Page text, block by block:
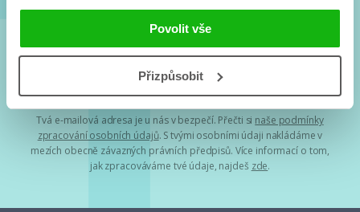
Povolit vše
Přizpůsobit
Souhlasím spodmínkami zpracování osobních údajů
Tvá e-mailová adresa je u nás v bezpečí. Přečti si naše podmínky
zpracování osobních údajů. S tvými osobními údaji nakládáme v
mezích obecně závazných právních předpisů. Více informací o tom,
jak zpracováváme tvé údaje, najdeš zde.